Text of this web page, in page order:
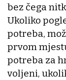
bez čega
Ukoliko
potreba,
prvom
potreba za
voljeni,